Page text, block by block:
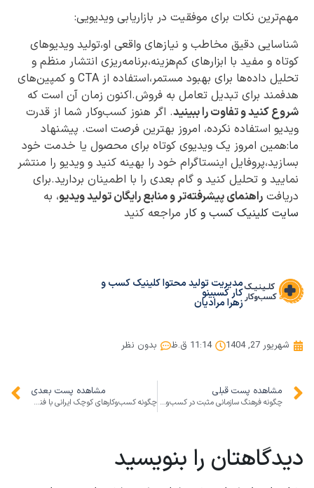
مهم‌ترین نکات برای موفقیت در بازاریابی ویدیویی:
شناسایی دقیق مخاطب و نیازهای واقعی او،تولید ویدیوهای
کوتاه و مفید با ابزارهای کم‌هزینه،برنامه‌ریزی انتشار منظم و
تحلیل داده‌ها برای بهبود مستمر،استفاده از CTA و کمپین‌های
هدفمند برای تبدیل تعامل به فروش.اکنون زمان آن است که
شروع کنید و تفاوت را ببینید. اگر هنوز کسب‌وکار شما از قدرت
ویدیو استفاده نکرده، امروز بهترین فرصت است. پیشنهاد
ما:همین امروز یک ویدیوی کوتاه برای محصول یا خدمت خود
بسازید،پروفایل اینستاگرام خود را بهینه کنید و ویدیو را منتشر
نمایید و تحلیل کنید و گام بعدی را با اطمینان بردارید.برای
دریافت راهنمای پیشرفته‌تر و منابع رایگان تولید ویدیو، به
سایت کلینیک کسب و کار مراجعه کنید
مدیریت تولید محتوا کلینیک کسب و
کار کسبینو
زهرا مرادیان
شهریور 27, 1404 11:14 ق.ظ بدون نظر
مشاهده پست قبلی
چگونه فرهنگ سازمانی مثبت در کسب‌وکار کوچک ایجاد کنیم؟
مشاهده پست بعدی
چگونه کسب‌وکارهای کوچک ایرانی با فناوری eSIM بهره‌وری خود را افزایش دهند؟
دیدگاهتان را بنویسید